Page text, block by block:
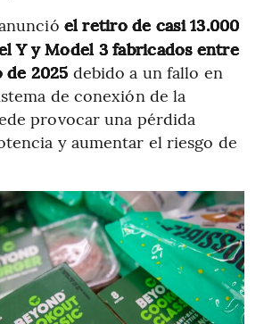
el retiro de casi 13.000
Y y Model 3 fabricados entre
de 2025 debido a un fallo en
de conexión de la
provocar una pérdida
y aumentar el riesgo de